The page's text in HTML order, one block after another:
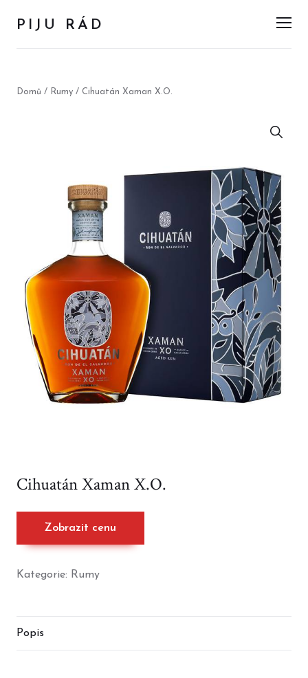
PIJU RÁD
Domů / Rumy / Cihuatán Xaman X.O.
Cihuatán Xaman X.O.
Zobrazit cenu
Kategorie: Rumy
Popis